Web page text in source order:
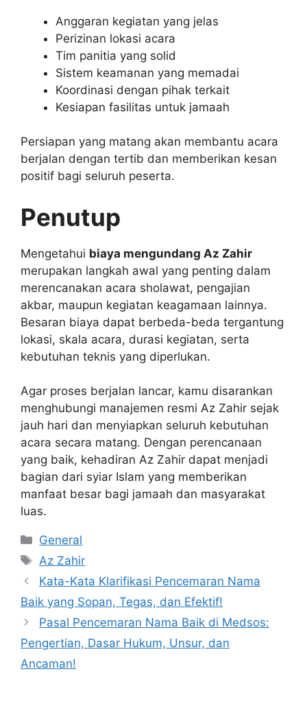
Anggaran kegiatan yang jelas
Perizinan lokasi acara
Tim panitia yang solid
Sistem keamanan yang memadai
Koordinasi dengan pihak terkait
Kesiapan fasilitas untuk jamaah
Persiapan yang matang akan membantu acara
berjalan dengan tertib dan memberikan kesan
positif bagi seluruh peserta.
Penutup
Mengetahui biaya mengundang Az Zahir
merupakan langkah awal yang penting dalam
merencanakan acara sholawat, pengajian
akbar, maupun kegiatan keagamaan lainnya.
Besaran biaya dapat berbeda-beda tergantung
lokasi, skala acara, durasi kegiatan, serta
kebutuhan teknis yang diperlukan.
Agar proses berjalan lancar, kamu disarankan
menghubungi manajemen resmi Az Zahir sejak
jauh hari dan menyiapkan seluruh kebutuhan
acara secara matang. Dengan perencanaan
yang baik, kehadiran Az Zahir dapat menjadi
bagian dari syiar Islam yang memberikan
manfaat besar bagi jamaah dan masyarakat
luas.
Kategori
General
Tag
Az Zahir
Kata-Kata Klarifikasi Pencemaran Nama
Baik yang Sopan, Tegas, dan Efektif!
Pasal Pencemaran Nama Baik di Medsos:
Pengertian, Dasar Hukum, Unsur, dan
Ancaman!